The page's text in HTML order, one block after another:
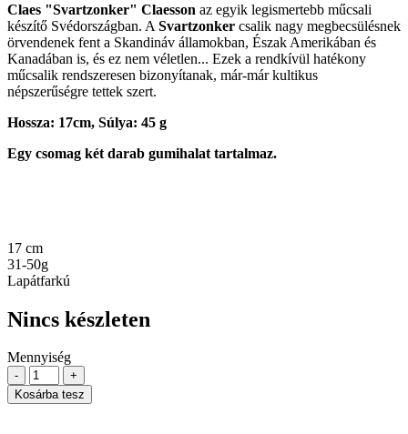
Claes "Svartzonker" Claesson az egyik legismertebb műcsali
készítő Svédországban. A Svartzonker csalik nagy megbecsülésnek
örvendenek fent a Skandináv államokban, Észak Amerikában és
Kanadában is, és ez nem véletlen... Ezek a rendkívül hatékony
műcsalik rendszeresen bizonyítanak, már-már kultikus
népszerűségre tettek szert.
Hossza: 17cm, Súlya: 45 g
Egy csomag két darab gumihalat tartalmaz.
17 cm
31-50g
Lapátfarkú
Nincs készleten
Mennyiség
-
+
Kosárba tesz